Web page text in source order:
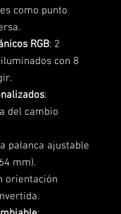
como punto
RGB: 2
con 8
:
del cambio
palanca ajustable
mm).
orientación